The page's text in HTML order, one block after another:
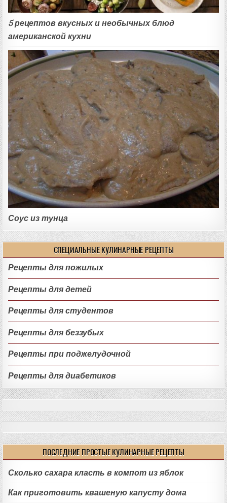
5 рецептов вкусных и необычных блюд
американской кухни
Соус из тунца
СПЕЦИАЛЬНЫЕ КУЛИНАРНЫЕ РЕЦЕПТЫ
Рецепты для пожилых
Рецепты для детей
Рецепты для студентов
Рецепты для беззубых
Рецепты при поджелудочной
Рецепты для диабетиков
ПОСЛЕДНИЕ ПРОСТЫЕ КУЛИНАРНЫЕ РЕЦЕПТЫ
Сколько сахара класть в компот из яблок
Как приготовить квашеную капусту дома